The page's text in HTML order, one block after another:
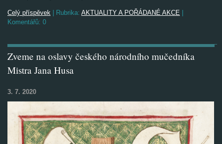
Celý příspěvek Rubrika: AKTUALITY A POŘÁDANÉ AKCE
Komentářů: 0
Zveme na oslavy českého národního mučedníka
Mistra Jana Husa
3. 7. 2020